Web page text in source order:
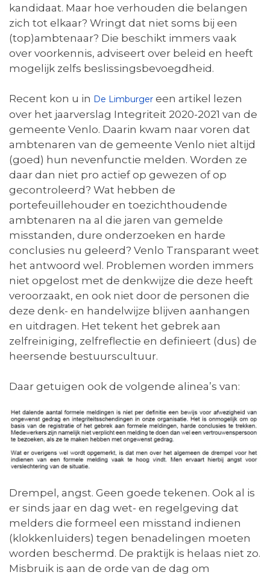
kandidaat. Maar hoe verhouden die belangen
zich tot elkaar? Wringt dat niet soms bij een
(top)ambtenaar? Die beschikt immers vaak
over voorkennis, adviseert over beleid en heeft
mogelijk zelfs beslissingsbevoegdheid.
Recent kon u in De Limburger een artikel lezen
over het jaarverslag Integriteit 2020-2021 van de
gemeente Venlo. Daarin kwam naar voren dat
ambtenaren van de gemeente Venlo niet altijd
(goed) hun nevenfunctie melden. Worden ze
daar dan niet pro actief op gewezen of op
gecontroleerd? Wat hebben de
portefeuillehouder en toezichthoudende
ambtenaren na al die jaren van gemelde
misstanden, dure onderzoeken en harde
conclusies nu geleerd? Venlo Transparant weet
het antwoord wel. Problemen worden immers
niet opgelost met de denkwijze die deze heeft
veroorzaakt, en ook niet door de personen die
deze denk- en handelwijze blijven aanhangen
en uitdragen. Het tekent het gebrek aan
zelfreiniging, zelfreflectie en definieert (dus) de
heersende bestuurscultuur.
Daar getuigen ook de volgende alinea’s van:
Drempel, angst. Geen goede tekenen. Ook al is
er sinds jaar en dag wet- en regelgeving dat
melders die formeel een misstand indienen
(klokkenluiders) tegen benadelingen moeten
worden beschermd. De praktijk is helaas niet zo.
Misbruik is aan de orde van de dag om